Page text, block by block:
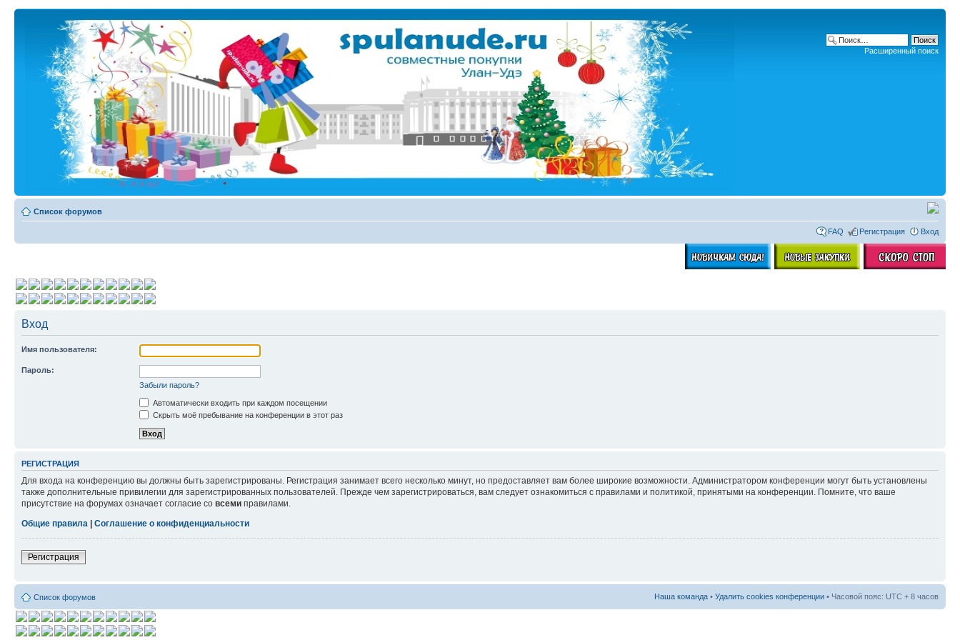
Расширенный поиск
Список форумов
FAQ Регистрация Вход
Вход
Имя пользователя:
Пароль:
Забыли пароль?
Автоматически входить при каждом посещении
Скрыть моё пребывание на конференции в этот раз
РЕГИСТРАЦИЯ
Для входа на конференцию вы должны быть зарегистрированы. Регистрация занимает всего несколько минут, но предоставляет вам более широкие возможности. Администратором конференции могут быть установлены
также дополнительные привилегии для зарегистрированных пользователей. Прежде чем зарегистрироваться, вам следует ознакомиться с правилами и политикой, принятыми на конференции. Помните, что ваше
присутствие на форумах означает согласие со всеми правилами.
Общие правила | Соглашение о конфиденциальности
Регистрация
Список форумов Наша команда • Удалить cookies конференции • Часовой пояс: UTC + 8 часов